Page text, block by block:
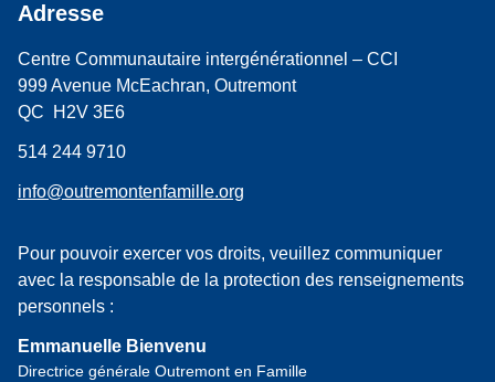
Adresse
Centre Communautaire intergénérationnel – CCI
999 Avenue McEachran, Outremont
QC H2V 3E6
514 244 9710
info@outremontenfamille.org
Pour pouvoir exercer vos droits, veuillez communiquer
avec la responsable de la protection des renseignements
personnels :
Emmanuelle Bienvenu
Directrice générale Outremont en Famille